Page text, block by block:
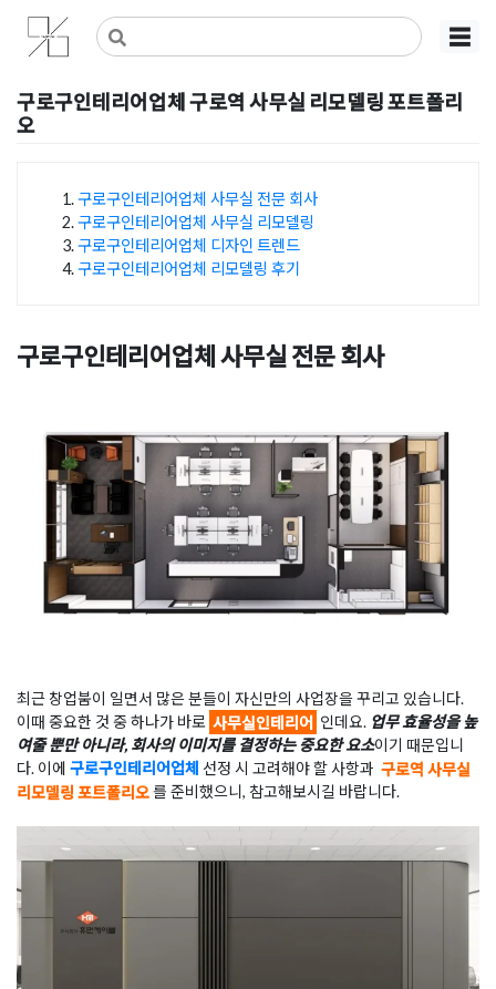
Skip
content
사무실인테리어 디자인 공사 비용견적 플랫폼
사무실인테리어 916
☰
구로구인테리어업체 구로역 사무실 리모델링 포트폴리
오
구로구인테리어업체 사무실 전문 회사
구로구인테리어업체 사무실 리모델링
구로구인테리어업체 디자인 트렌드
구로구인테리어업체 리모델링 후기
구로구인테리어업체 사무실 전문 회사
최근 창업붐이 일면서 많은 분들이 자신만의 사업장을 꾸리고 있습니다.
이때 중요한 것 중 하나가 바로 사무실인테리어 인데요. 업무 효율성을 높
여줄 뿐만 아니라, 회사의 이미지를 결정하는 중요한 요소이기 때문입니
다. 이에 구로구인테리어업체 선정 시 고려해야 할 사항과 구로역 사무실
리모델링 포트폴리오를 준비했으니, 참고해보시길 바랍니다.